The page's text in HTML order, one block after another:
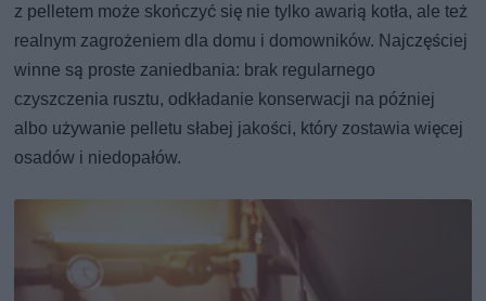
z pelletem może skończyć się nie tylko awarią kotła, ale też
realnym zagrożeniem dla domu i domowników. Najczęściej
winne są proste zaniedbania: brak regularnego
czyszczenia rusztu, odkładanie konserwacji na później
albo używanie pelletu słabej jakości, który zostawia więcej
osadów i niedopałów.